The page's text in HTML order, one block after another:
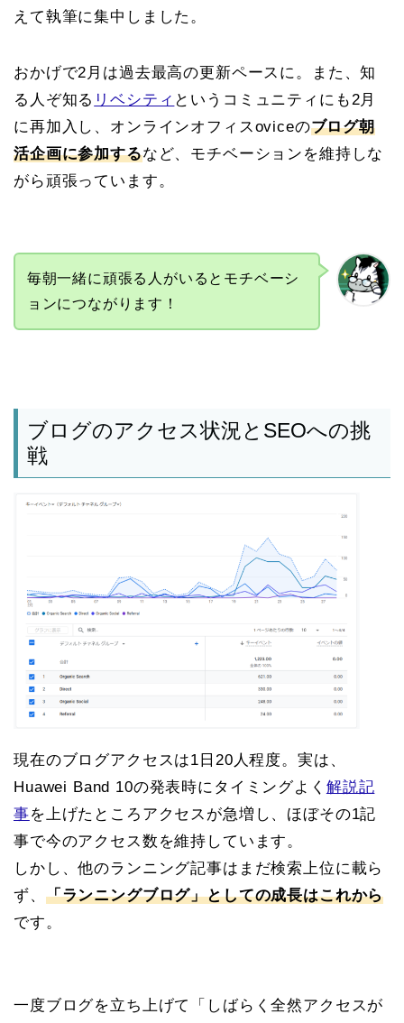
えて執筆に集中しました。
おかげで2月は過去最高の更新ペースに。また、知
る人ぞ知る リベシティ というコミュニティにも2月
に再加入し、オンラインオフィスoviceのブログ朝
活企画に参加するなど、モチベーションを維持しな
がら頑張っています。
毎朝一緒に頑張る人がいるとモチベーシ
ョンにつながります！
ブログのアクセス状況とSEOへの挑
戦
現在のブログアクセスは1日20人程度。実は、
Huawei Band 10の発表時にタイミングよく 解説記
事を上げたところアクセスが急増し、ほぼその1記
事で今のアクセス数を維持しています。
しかし、他のランニング記事はまだ検索上位に載ら
ず、 「ランニングブログ」としての成長はこれから
です。
一度ブログを立ち上げて「しばらく全然アクセスが